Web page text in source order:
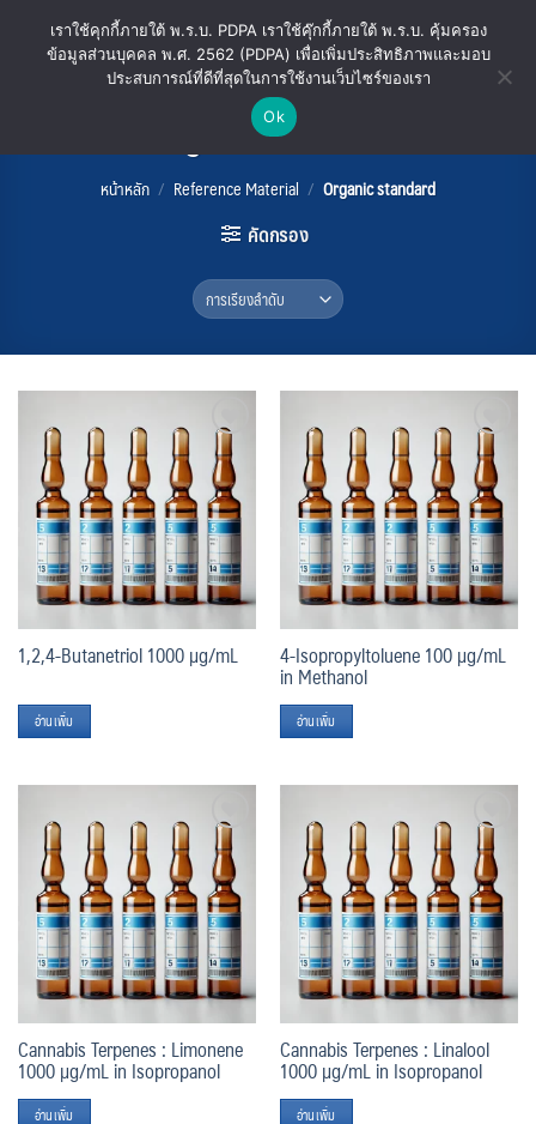
Organic standard
หน้าหลัก / Reference Material / Organic standard
คัดกรอง
Add
to
wishlist
1,2,4-Butanetriol 1000 µg/mL
อ่านเพิ่ม
Add
to
wishlist
4-Isopropyltoluene 100 µg/mL
in Methanol
อ่านเพิ่ม
Add
to
wishlist
Cannabis Terpenes : Limonene
1000 µg/mL in Isopropanol
อ่านเพิ่ม
Add
to
wishlist
Cannabis Terpenes : Linalool
1000 µg/mL in Isopropanol
อ่านเพิ่ม
เราใช้คุกกี้ภายใต้ พ.ร.บ. PDPA เราใช้คุ๊กกี้ภายใต้ พ.ร.บ. คุ้มครอง
ข้อมูลส่วนบุคคล พ.ศ. 2562 (PDPA) เพื่อเพิ่มประสิทธิภาพและมอบ
ประสบการณ์ที่ดีที่สุดในการใช้งานเว็บไซร์ของเรา
Ok